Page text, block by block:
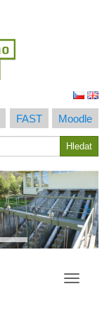
FAST
Moodle
Hledat